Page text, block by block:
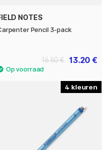
NOTES
Pencil 3-pack
13.20 €
16.50 €
4